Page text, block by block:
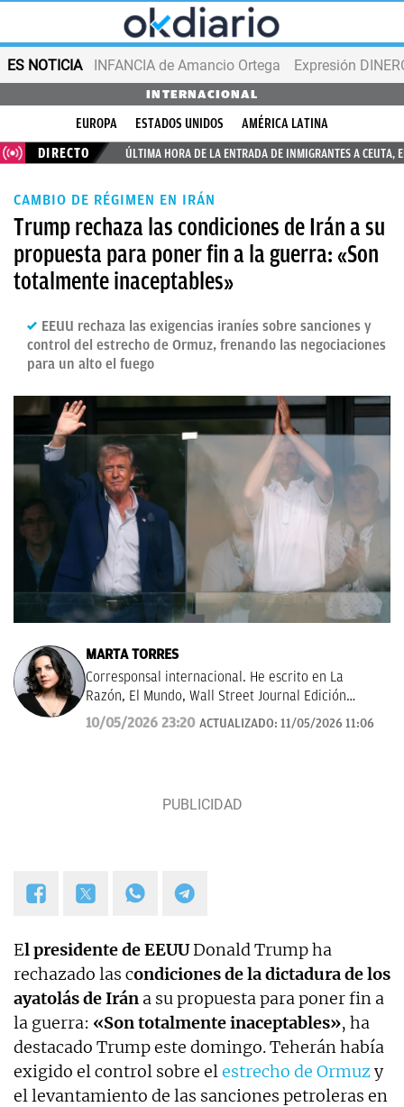
ES NOTICIA INFANCIA de Amancio Ortega Expresión
INTERNACIONAL
EUROPA ESTADOS UNIDOS
AMÉRICA LATINA
DIRECTO
ÚLTIMA HORA DE LA ENTRADA DE INMIGRANTES A CEUTA,
CAMBIO DE RÉGIMEN EN IRÁN
Trump rechaza las condiciones de Irán a su
propuesta para poner fin a la guerra: «Son
totalmente inaceptables»
EEUU rechaza las exigencias iraníes sobre sanciones y
control del estrecho de Ormuz, frenando las negociaciones
para un alto el fuego
MARTA TORRES
Corresponsal internacional. He escrito en La
Razón, El Mundo, Wall Street Journal Edición
Américas.
10/05/2026 23:20 ACTUALIZADO: 11/05/2026 11:06
El presidente de EEUUDonald Trump ha
rechazado las condiciones de la dictadura de los
ayatolás de Irán a su propuesta para poner fin a
la guerra: «Son totalmente inaceptables», ha
destacado Trump este domingo. Teherán había
exigido el control sobre elestrecho de Ormuzy
el levantamiento de las sanciones petroleras en